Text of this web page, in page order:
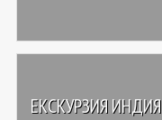
ЕКСКУРЗИЯ